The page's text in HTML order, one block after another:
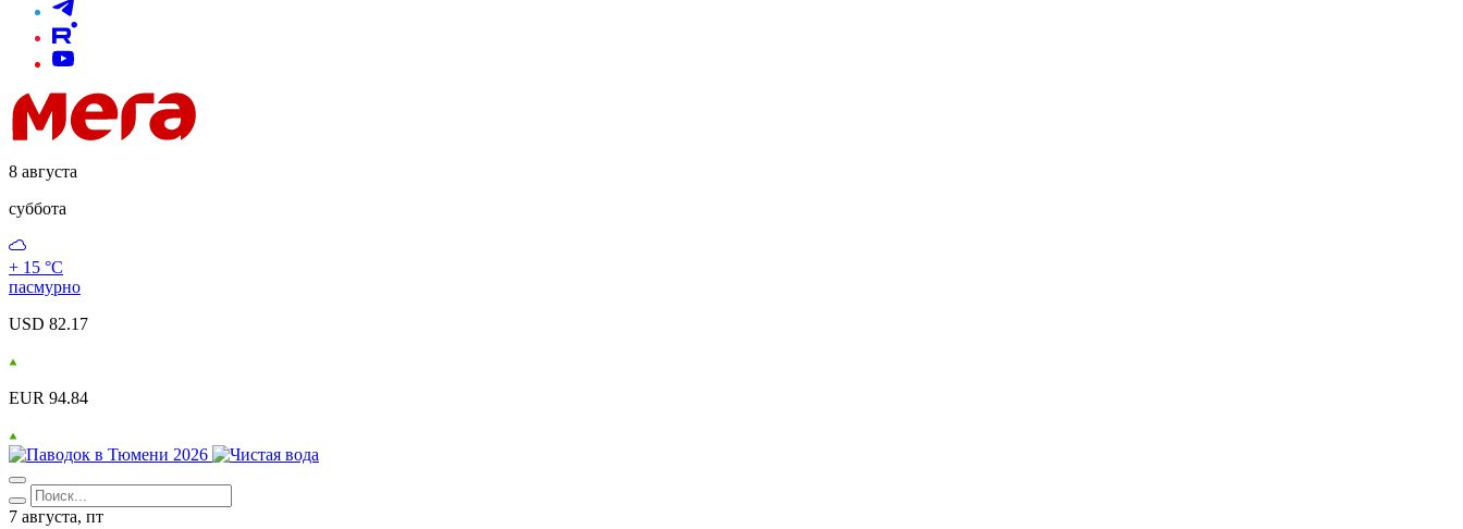
8 августа
суббота
+ 15 °С
пасмурно
USD 82.17
EUR 94.84
7 августа, пт